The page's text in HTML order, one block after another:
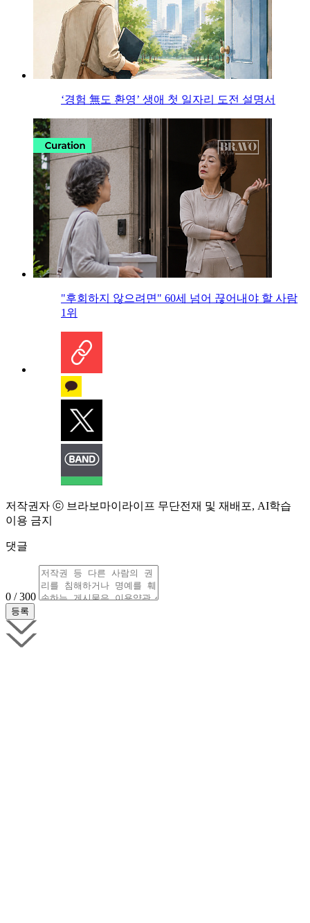
‘경험 無도 환영’ 생애 첫 일자리 도전 설명서
"후회하지 않으려면" 60세 넘어 끊어내야 할 사람
1위
저작권자 ⓒ 브라보마이라이프 무단전재 및 재배포, AI학습
이용 금지
댓글
0 / 300